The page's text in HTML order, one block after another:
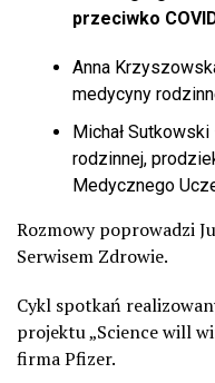
przeciwko
Anna
medycyny
Michał
rodzinnej,
Medycznego
Rozmowy poprowadzi
Serwisem Zdrowie.
Cykl spotkań
projektu „Science will
firma Pfizer.